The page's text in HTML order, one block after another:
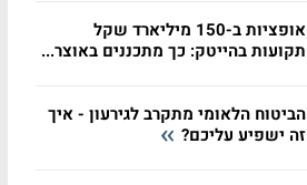
אופציות ב-150 מיליארד שקל
תקועות בהייטק: כך מתכננים באוצר...
הביטוח הלאומי מתקרב לגירעון - איך
זה ישפיע עליכם?